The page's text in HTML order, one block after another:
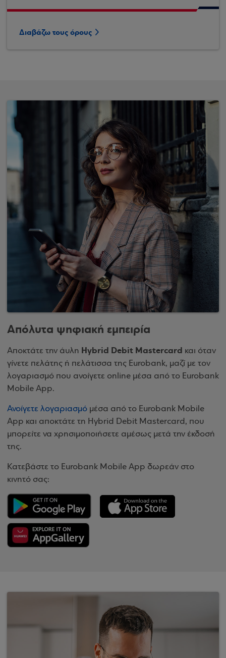
Διαβάζω τους όρους
Απόλυτα ψηφιακή εμπειρία
Αποκτάτε την άυλη Hybrid Debit Mastercard και όταν
γίνετε πελάτης ή πελάτισσα της Eurobank, μαζί με τον
λογαριασμό που ανοίγετε online μέσα από το Eurobank
Mobile App.
Ανοίγετε λογαριασμό μέσα από το Eurobank Mobile
App και αποκτάτε τη Hybrid Debit Mastercard, που
μπορείτε να χρησιμοποιήσετε αμέσως μετά την έκδοσή
της.
Κατεβάστε το Eurobank Mobile App δωρεάν στο
κινητό σας: